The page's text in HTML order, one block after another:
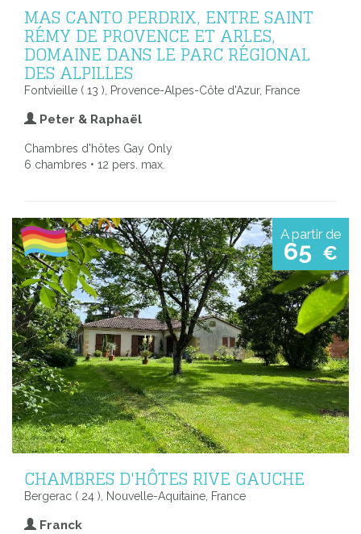
MAS CANTO PERDRIX, ENTRE SAINT
RÉMY DE PROVENCE ET ARLES,
DOMAINE DANS LE PARC RÉGIONAL
DES ALPILLES
Fontvieille ( 13 ), Provence-Alpes-Côte d'Azur, France
Peter & Raphaël
Chambres d'hôtes Gay Only
6 chambres • 12 pers. max.
A partir de
65 €
CHAMBRES D'HÔTES RIVE GAUCHE
Bergerac ( 24 ), Nouvelle-Aquitaine, France
Franck